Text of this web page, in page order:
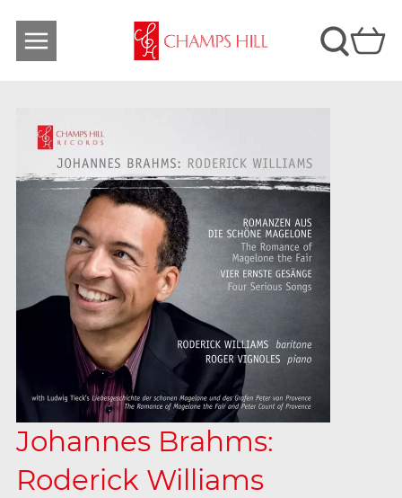
Johannes Brahms:
Roderick Williams